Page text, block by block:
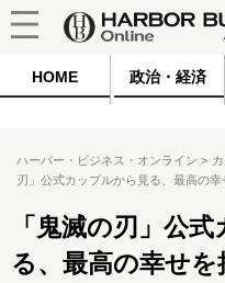
HOME 政治・経済
ハーバー・ビジネス・オンライン
刃」公式カップルから見る、最高の
「鬼滅の刃」公
る、最高の幸せを